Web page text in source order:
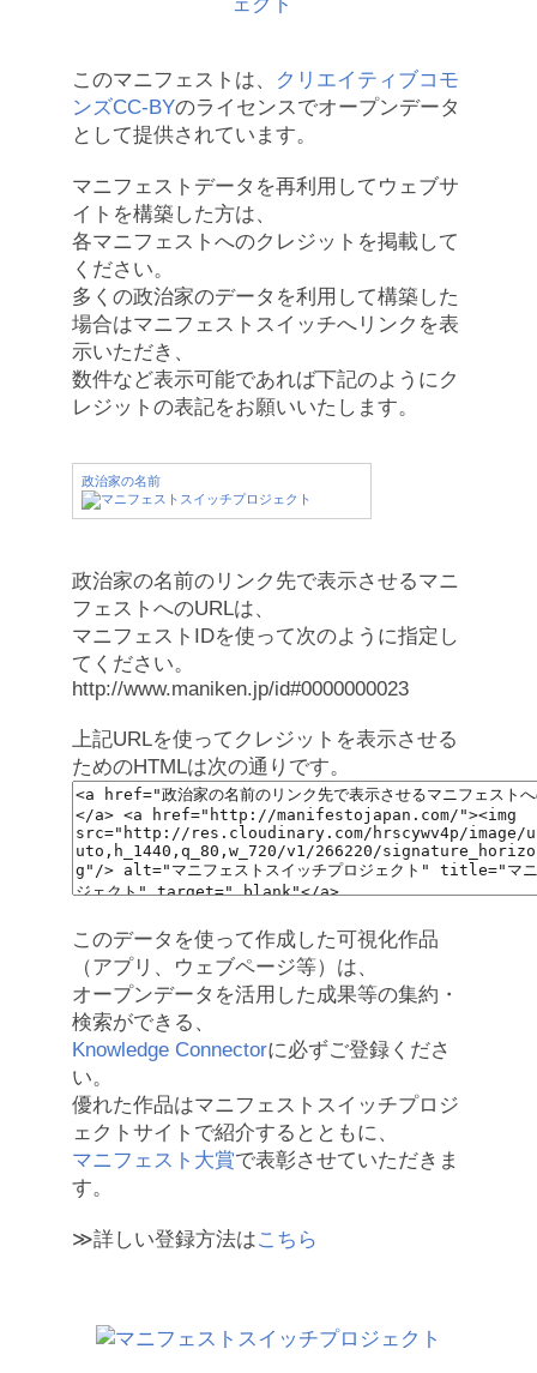
このマニフェストは、
クリエイティブコモ
ンズCC-BYのライセンスでオープンデータ
として提供されています。
マニフェストデータを再利用してウェブサ
イトを構築した方は、
各マニフェストへのクレジットを掲載して
ください。
多くの政治家のデータを利用して構築した
場合はマニフェストスイッチへリンクを表
示いただき、
数件など表示可能であれば下記のようにク
レジットの表記をお願いいたします。
政治家の名前
政治家の名前のリンク先で表示させるマニ
フェストへのURLは、
マニフェストIDを使って次のように指定し
てください。
http://www.maniken.jp/id#0000000023
上記URLを使ってクレジットを表示させる
ためのHTMLは次の通りです。
このデータを使って作成した可視化作品
（アプリ、ウェブページ等）は、
オープンデータを活用した成果等の集約・
検索ができる、
Knowledge Connectorに必ずご登録くださ
い。
優れた作品はマニフェストスイッチプロジ
ェクトサイトで紹介するとともに、
マニフェスト大賞で表彰させていただきま
す。
≫詳しい登録方法はこちら